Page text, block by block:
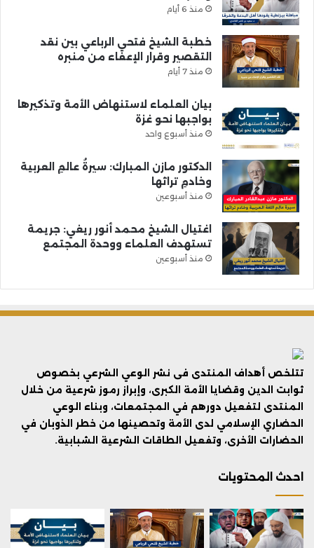
منذ 6 أيام
خطبة الشيخ فتحي الرباعي بين نقد
التقصير وقرار الإعفاء من منبره
منذ 7 أيام
بيان العلماء لاستنهاض الأمة وتذكيرها
بواجبها نحو غزة
منذ أسبوع واحد
الدكتور مازن المبارك: سيرةُ عالمِ العربية
وخادمِ تراثها
منذ أسبوعين
اغتيال الشيخ محمد أنور ريغي: جريمة
تستهدف العلماء ووحدة المجتمع
منذ أسبوعين
تتلخص أهداف المنتدى فى نشر الوعي الشرعي بخصوص
ثوابت الدين وقضايا الأمة الكبرى، وإبراز رموز شرعية من خلال
المنتدى لتفعيل دورهم في المجتمعات، وبناء الوعي
الحضاري الإسلامي لدى الأمة وتحصينها من خطر الذوبان في
الحضارات الأخرى، وتفعيل الطاقات الشرعية الشبابية.
احدث المحتويات